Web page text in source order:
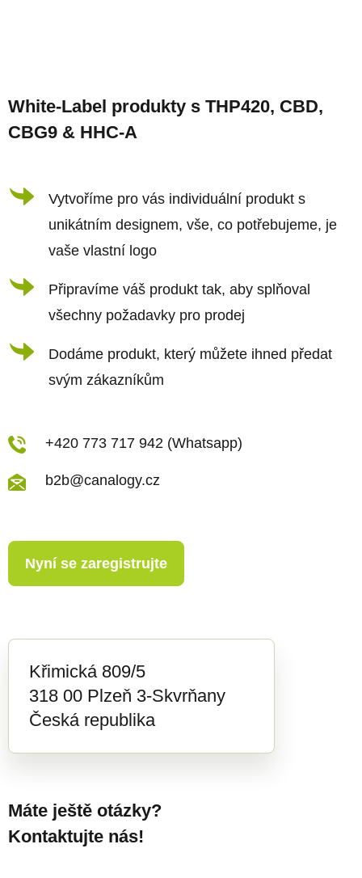
á
p
a
White-Label produkty s THP420, CBD,
CBG9 & HHC-A
Vytvoříme pro vás individuální produkt s
unikátním designem, vše, co potřebujeme, je
vaše vlastní logo
Připravíme váš produkt tak, aby splňoval
všechny požadavky pro prodej
Dodáme produkt, který můžete ihned předat
svým zákazníkům
+420 773 717 942 (Whatsapp)
b2b@canalogy.cz
Nyní se zaregistrujte
Křimická 809/5
318 00 Plzeň 3-Skvrňany
Česká republika
Máte ještě otázky?
Kontaktujte nás!